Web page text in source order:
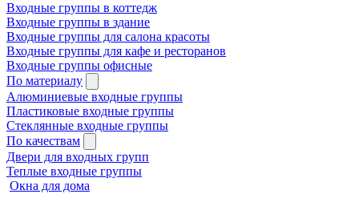
Входные группы в коттедж
Входные группы в здание
Входные группы для салона красоты
Входные группы для кафе и ресторанов
Входные группы офисные
По материалу
Алюминиевые входные группы
Пластиковые входные группы
Стеклянные входные группы
По качествам
Двери для входных групп
Теплые входные группы
Окна для дома